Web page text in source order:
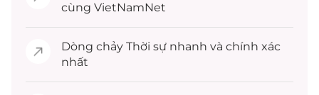
cùng VietNamNet
Dòng chảy Thời sự nhanh và chính xác
nhất